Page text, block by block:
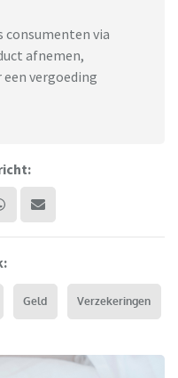
consumenten via
afnemen,
vergoeding
Geld Verzekeringen